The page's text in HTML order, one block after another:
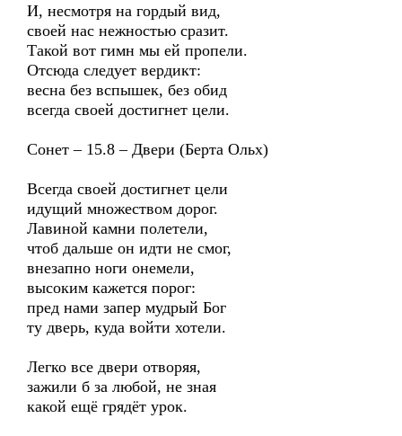
И, несмотря на гордый вид,
своей нас нежностью сразит.
Такой вот гимн мы ей пропели.
Отсюда следует вердикт:
весна без вспышек, без обид
всегда своей достигнет цели.
Сонет – 15.8 – Двери (Берта Ольх)
Всегда своей достигнет цели
идущий множеством дорог.
Лавиной камни полетели,
чтоб дальше он идти не смог,
внезапно ноги онемели,
высоким кажется порог:
пред нами запер мудрый Бог
ту дверь, куда войти хотели.
Легко все двери отворяя,
зажили б за любой, не зная
какой ещё грядёт урок.